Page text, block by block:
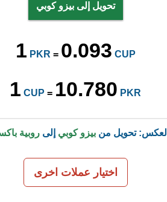
تحويل إلى بيزو كوبي
1 PKR = 0.093 CUP
1 CUP = 10.780 PKR
العكس: تحويل من بيزو كوبي إلى روبية
اختيار عملات اخرى